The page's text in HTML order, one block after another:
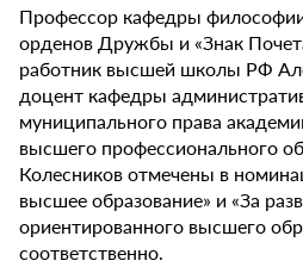
Профессор кафедры
орденов Дружбы и «Знак
работник высшей школы РФ
доцент кафедры
муниципального права
высшего профессионального
Колесников отмечены в
высшее образование» и «За
ориентированного высшего
соответственно.